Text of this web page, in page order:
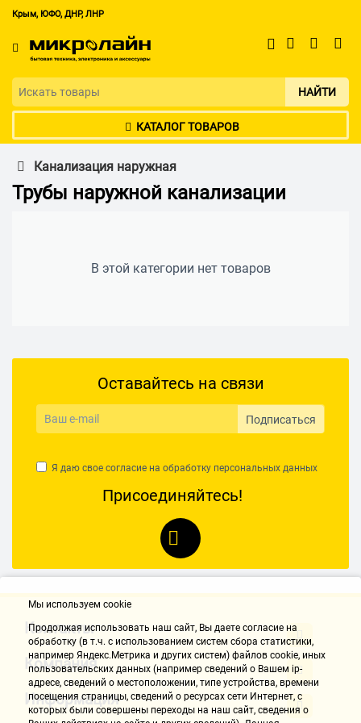
Крым, ЮФО, ДНР, ЛНР
НАЙТИ
КАТАЛОГ ТОВАРОВ
Канализация наружная
Трубы наружной канализации
В этой категории нет товаров
Оставайтесь на связи
Подписаться
Я даю свое согласие на обработку персональных данных
Присоединяйтесь!
Контакты
Компания
Информация
Мы используем cookie
Продолжая использовать наш cайт, Вы даете согласие на
обработку (в т.ч. с использованием систем сбора статистики,
например Яндекс.Метрика и других систем) файлов cookie, иных
пользовательских данных (например сведений о Вашем ip-
адресе, сведений о местоположении, типе устройства, времени
посещения страницы, сведений о ресурсах сети Интернет, с
которых были совершены переходы на наш сайт, сведения о